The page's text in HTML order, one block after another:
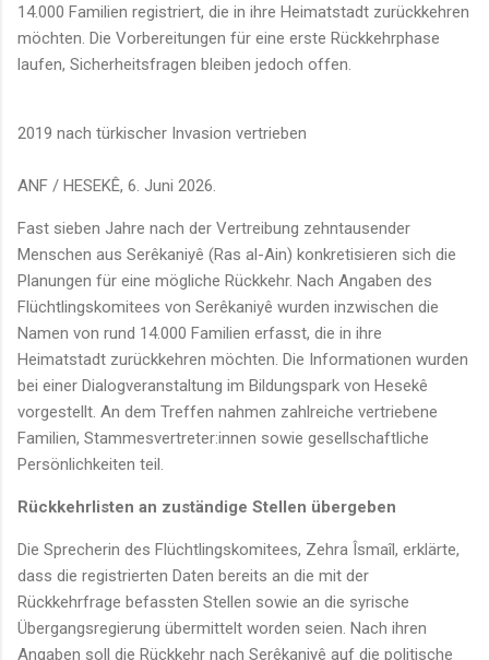
14.000 Familien registriert, die in ihre Heimatstadt zurückkehren
möchten. Die Vorbereitungen für eine erste Rückkehrphase
laufen, Sicherheitsfragen bleiben jedoch offen.
2019 nach türkischer Invasion vertrieben
ANF / HESEKÊ, 6. Juni 2026.
Fast sieben Jahre nach der Vertreibung zehntausender
Menschen aus Serêkaniyê (Ras al-Ain) konkretisieren sich die
Planungen für eine mögliche Rückkehr. Nach Angaben des
Flüchtlingskomitees von Serêkaniyê wurden inzwischen die
Namen von rund 14.000 Familien erfasst, die in ihre
Heimatstadt zurückkehren möchten. Die Informationen wurden
bei einer Dialogveranstaltung im Bildungspark von Hesekê
vorgestellt. An dem Treffen nahmen zahlreiche vertriebene
Familien, Stammesvertreter:innen sowie gesellschaftliche
Persönlichkeiten teil.
Rückkehrlisten an zuständige Stellen übergeben
Die Sprecherin des Flüchtlingskomitees, Zehra Îsmaîl, erklärte,
dass die registrierten Daten bereits an die mit der
Rückkehrfrage befassten Stellen sowie an die syrische
Übergangsregierung übermittelt worden seien. Nach ihren
Angaben soll die Rückkehr nach Serêkaniyê auf die politische